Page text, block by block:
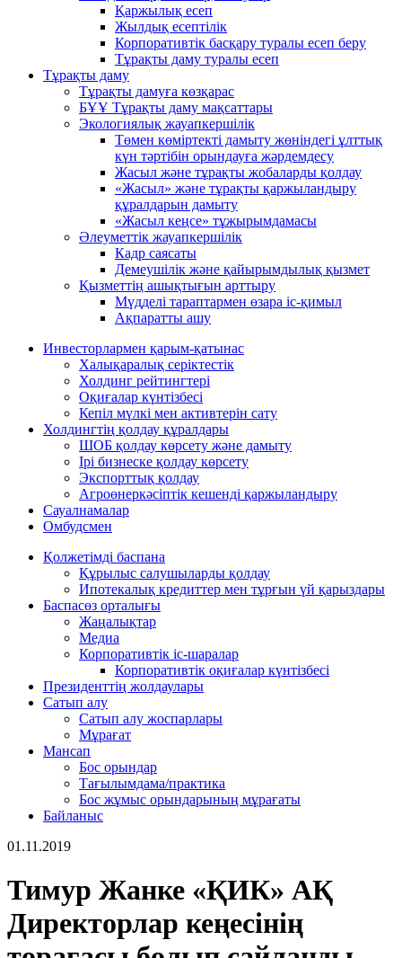
Қаржылық есеп
Жылдық есептілік
Корпоративтік басқару туралы есеп беру
Тұрақты даму туралы есеп
Тұрақты даму
Тұрақты дамуға көзқарас
БҰҰ Тұрақты даму мақсаттары
Экологиялық жауапкершілік
Төмен көміртекті дамыту жөніндегі ұлттық
күн тәртібін орындауға жәрдемдесу
Жасыл және тұрақты жобаларды қолдау
«Жасыл» және тұрақты қаржыландыру
құралдарын дамыту
«Жасыл кеңсе» тұжырымдамасы
Әлеуметтік жауапкершілік
Кадр саясаты
Демеушілік және қайырымдылық қызмет
Қызметтің ашықтығын арттыру
Мүдделі тараптармен өзара іс-қимыл
Ақпаратты ашу
Инвесторлармен қарым-қатынас
Халықаралық серіктестік
Холдинг рейтингтері
Оқиғалар күнтізбесі
Кепіл мүлкі мен активтерін сату
Холдингтің қолдау құралдары
ШОБ қолдау көрсету және дамыту
Ірі бизнеске қолдау көрсету
Экспорттық қолдау
Агроөнеркәсіптік кешенді қаржыландыру
Сауалнамалар
Омбудсмен
Қолжетімді баспана
Құрылыс салушыларды қолдау
Ипотекалық кредиттер мен тұрғын үй қарыздары
Баспасөз орталығы
Жаңалықтар
Медиа
Корпоративтік іс-шаралар
Корпоративтік оқиғалар күнтізбесі
Президенттің жолдаулары
Сатып алу
Сатып алу жоспарлары
Мұрағат
Мансап
Бос орындар
Тағылымдама/практика
Бос жұмыс орындарының мұрағаты
Байланыс
01.11.2019
Тимур Жанке «ҚИК» АҚ
Директорлар кеңесінің